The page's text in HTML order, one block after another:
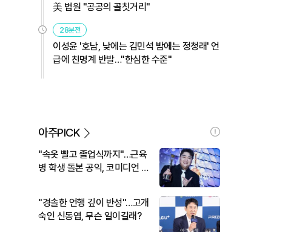
美 법원 "공공의 골칫거리"
28분전
이성윤 '호남, 낮에는 김민석 밤에는 정청래' 언
급에 친명계 반발…"한심한 수준"
아주PICK
"속옷 빨고 졸업식까지"…근육
병 학생 돌본 공익, 코미디언 김
"경솔한 언행 깊이 반성"…고개
숙인 신동엽, 무슨 일이길래?